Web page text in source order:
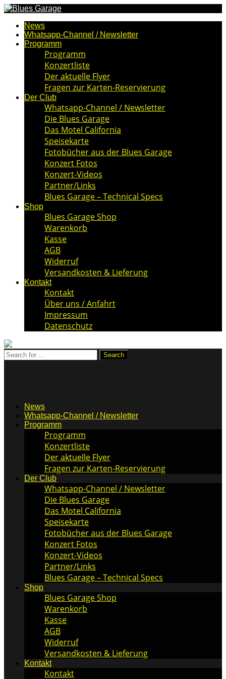
News
Whatsapp-Channel / Newsletter
Programm
Programm
Konzertliste
Der aktuelle Flyer
Fragen zur Karten-Reservierung
Der Club
Whatsapp-Channel / Newsletter
Die Blues Garage
Das Motel California
Speisekarte
Fotobücher aus der Blues Garage
Konzert Fotos
Konzert-Videos
Partner/Links
Blues Garage – Technical Specs
Shop
Blues Garage Shop
Warenkorb
Kasse
AGB
Widerruf
Versandkosten & Lieferung
Kontakt
Kontakt
Über uns / Anfahrt
Impressum
Datenschutz
News
Whatsapp-Channel / Newsletter
Programm
Programm
Konzertliste
Der aktuelle Flyer
Fragen zur Karten-Reservierung
Der Club
Whatsapp-Channel / Newsletter
Die Blues Garage
Das Motel California
Speisekarte
Fotobücher aus der Blues Garage
Konzert Fotos
Konzert-Videos
Partner/Links
Blues Garage – Technical Specs
Shop
Blues Garage Shop
Warenkorb
Kasse
AGB
Widerruf
Versandkosten & Lieferung
Kontakt
Kontakt